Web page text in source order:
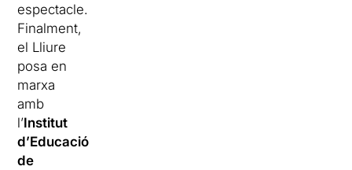
espectacle.
Finalment,
el Lliure
posa en
marxa
amb
l’Institut
d’Educació
de